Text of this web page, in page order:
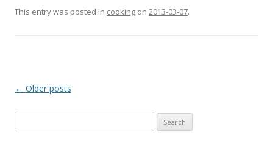
This entry was posted in cooking on 2013-03-07.
Post
← Older posts
for: